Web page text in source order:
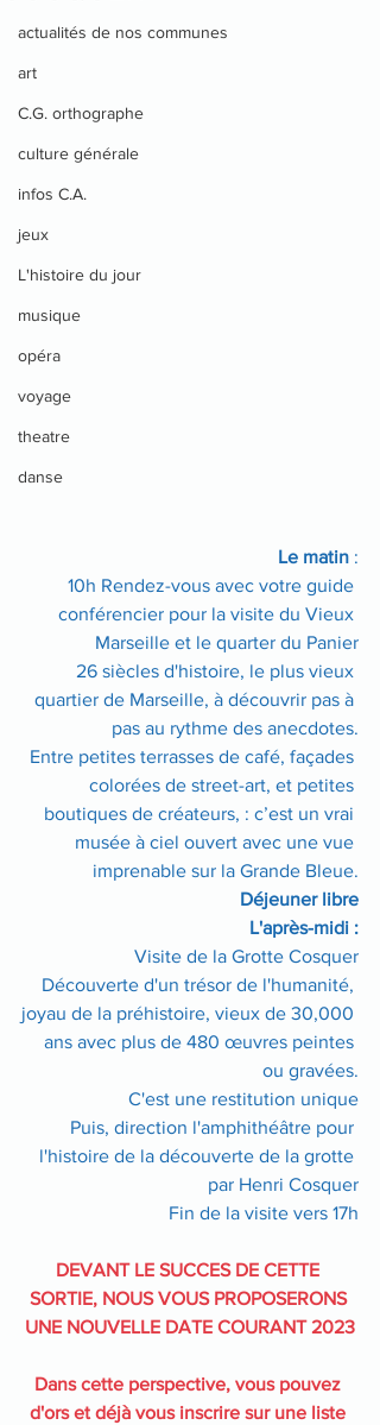
actualités de nos communes
art
C.G. orthographe
culture générale
infos C.A.
jeux
L'histoire du jour
musique
opéra
voyage
theatre
danse
Le matin :
10h Rendez-vous avec votre guide
conférencier pour la visite du Vieux
Marseille et le quarter du Panier
26 siècles d'histoire, le plus vieux
quartier de Marseille, à découvrir pas à
pas au rythme des anecdotes.
Entre petites terrasses de café, façades
colorées de street-art, et petites
boutiques de créateurs, : c’est un vrai
musée à ciel ouvert avec une vue
imprenable sur la Grande Bleue.
Déjeuner libre
L'après-midi :
Visite de la Grotte Cosquer
Découverte d'un trésor de l'humanité,
joyau de la préhistoire, vieux de 30,000
ans avec plus de 480 œuvres peintes
ou gravées.
C'est une restitution unique
Puis, direction l'amphithéâtre pour
l'histoire de la découverte de la grotte
par Henri Cosquer
Fin de la visite vers 17h
DEVANT LE SUCCES DE CETTE
SORTIE, NOUS VOUS PROPOSERONS
UNE NOUVELLE DATE COURANT 2023
Dans cette perspective, vous pouvez
d'ors et déjà vous inscrire sur une liste